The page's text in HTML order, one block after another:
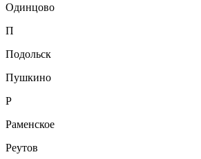
Одинцово
П
Подольск
Пушкино
Р
Раменское
Реутов